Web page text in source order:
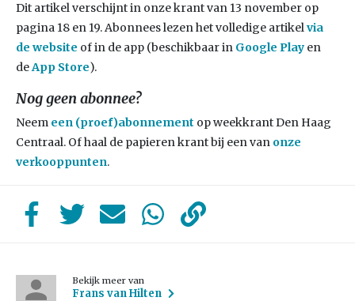
Dit artikel verschijnt in onze krant van 13 november op
pagina 18 en 19. Abonnees lezen het volledige artikelvia
de website of in de app (beschikbaar in Google Play en
deApp Store).
Nog geen abonnee?
Neem een (proef)abonnement op weekkrant Den Haag
Centraal. Of haal de papieren krant bij een van onze
verkooppunten.
Bekijk meer van
Frans van Hilten